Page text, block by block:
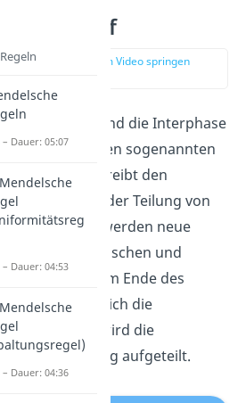
Ablauf
zur Stelle im Video springen
Mitosephasen und die Interphase
zusammen den sogenannten
Er beschreibt den
Vorgang der Teilung von
Dabei werden neue
für Tiere, Menschen und
gebildet. Am Ende des
befindet sich die
Bei ihr wird die
endgültig aufgeteilt.
– Dauer: 05:07
– Dauer: 04:53
– Dauer: 04:36